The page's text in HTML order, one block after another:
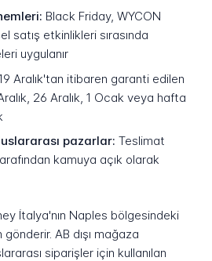
Black Friday, WYCON
satış etkinlikleri sırasında
uygulanır
Aralık'tan itibaren garanti edilen
26 Aralık, 1 Ocak veya hafta
pazarlar: Teslimat
kamuya açık olarak
İtalya'nın Naples bölgesindeki
AB dışı mağaza
siparişler için kullanılan